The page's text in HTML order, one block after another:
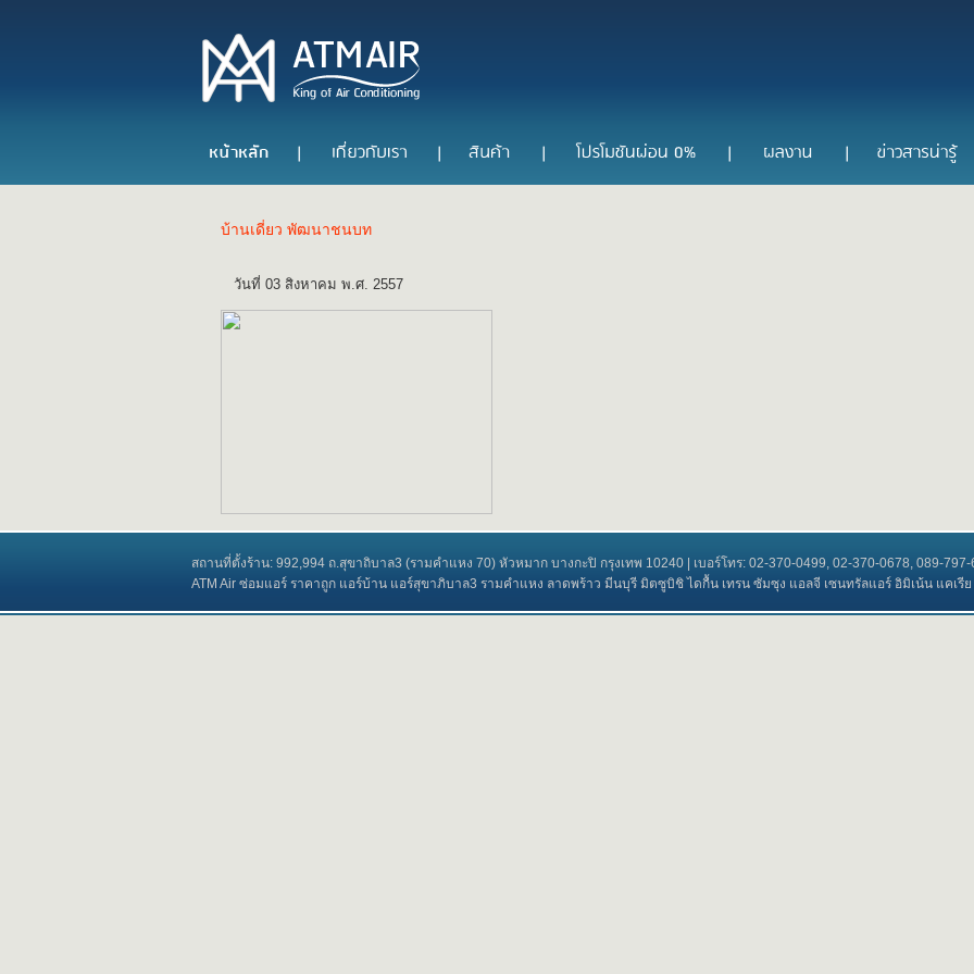
บ้านเดี่ยว พัฒนาชนบท
วันที่ 03 สิงหาคม พ.ศ. 2557
สถานที่ตั้งร้าน: 992,994 ถ.สุขาถิบาล3 (รามคำแหง 70) หัวหมาก บางกะปิ กรุงเทพ 10240 | เบอร์โทร: 02-370-0499, 02-370-0678, 089-
ATM Air ซ่อมแอร์ ราคาถูก แอร์บ้าน แอร์สุขาภิบาล3 รามคำแหง ลาดพร้าว มีนบุรี มิตซูบิชิ ไดกื้น เทรน ซัมซุง แอลจี เซนทรัลแอร์ อิมิเน้น แคเรี